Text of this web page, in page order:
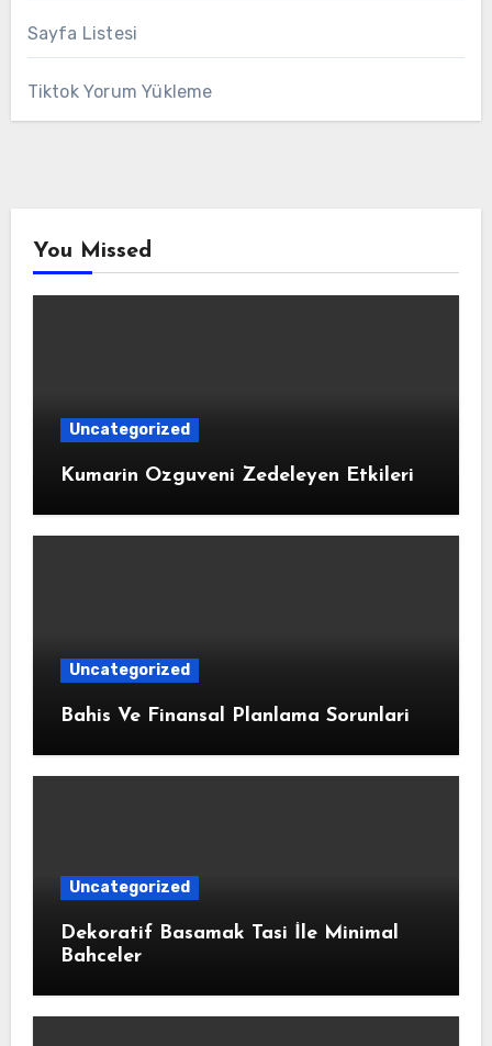
Sayfa Listesi
Tiktok Yorum Yükleme
You Missed
Uncategorized
Kumarin Ozguveni Zedeleyen Etkileri
Uncategorized
Bahis Ve Finansal Planlama Sorunlari
Uncategorized
Dekoratif Basamak Tasi İle Minimal
Bahceler